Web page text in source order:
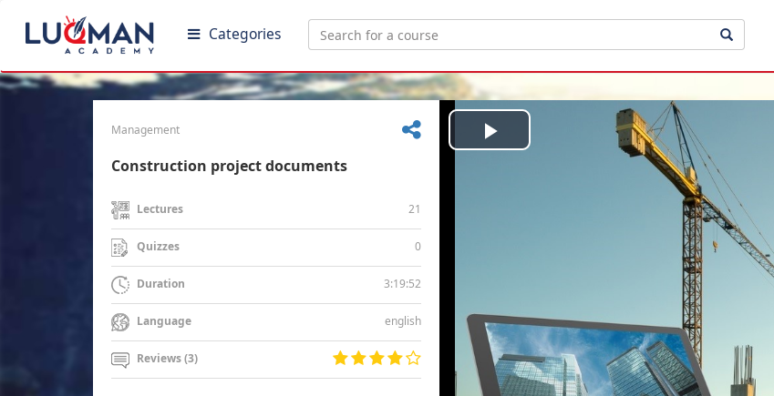
Categories
Management
Construction project documents
Lectures 21
Quizzes 0
Duration 3:19:52
Language english
Reviews (3)
Play